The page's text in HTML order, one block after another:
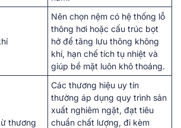
Nên chọn nệm có hệ thống lỗ
thông hơi hoặc cấu trúc bọt
hở để tăng lưu thông không
khí, hạn chế tích tụ nhiệt và
giúp bề mặt luôn khô thoáng.
thương
Các thương hiệu uy tín
thường áp dụng quy trình sản
xuất nghiêm ngặt, đạt tiêu
chuẩn chất lượng, đi kèm